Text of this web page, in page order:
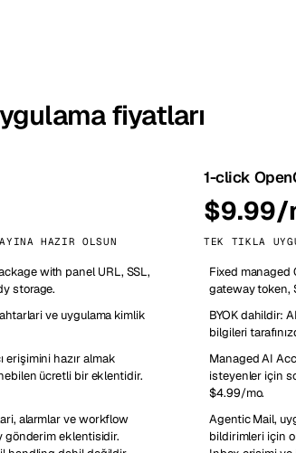
fiyatları
HAZIR OLSUN
with panel URL, SSL,
storage.
ve uygulama kimlik
erişimini hazır almak
ücretli bir eklentidir.
alarmlar ve workflow
eklentisidir.
1-click
$9.99/
TEK TIKLA
Fixed managed
gateway token,
BYOK dahildir:
bilgileri
Managed AI
isteyenler için
$4.99/mo.
Agentic Mail,
bildirimleri için